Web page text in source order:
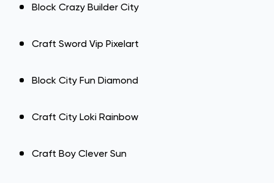
Block Crazy Builder City
Craft Sword Vip Pixelart
Block City Fun Diamond
Craft City Loki Rainbow
Craft Boy Clever Sun